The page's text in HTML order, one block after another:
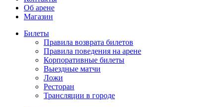
Об арене
Магазин
Билеты
Правила возврата билетов
Правила поведения на арене
Корпоративные билеты
Выездные матчи
Ложи
Ресторан
Трансляции в городе